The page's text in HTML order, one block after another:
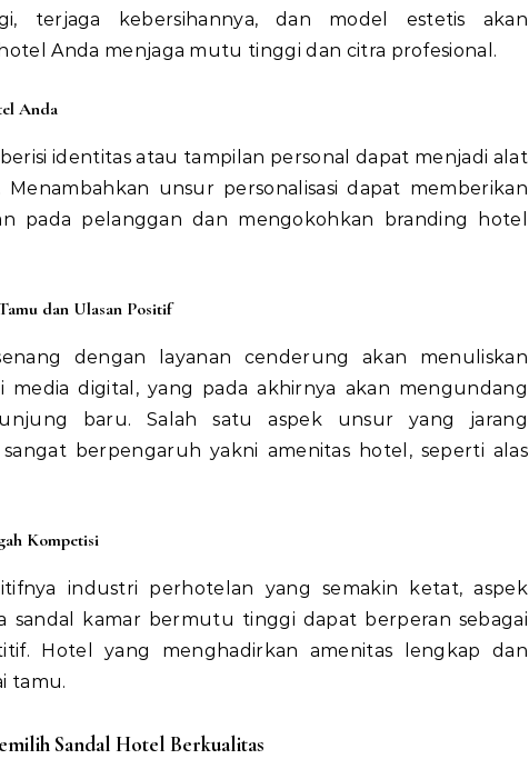
terjaga kebersihannya, dan model estetis akan
Anda menjaga mutu tinggi dan citra profesional.
Anda
identitas atau tampilan personal dapat menjadi alat
Menambahkan unsur personalisasi dapat memberikan
pada pelanggan dan mengokohkan branding hotel
dan Ulasan Positif
dengan layanan cenderung akan menuliskan
media digital, yang pada akhirnya akan mengundang
baru. Salah satu aspek unsur yang jarang
berpengaruh yakni amenitas hotel, seperti alas
Kompetisi
industri perhotelan yang semakin ketat, aspek
sandal kamar bermutu tinggi dapat berperan sebagai
Hotel yang menghadirkan amenitas lengkap dan
tamu.
Sandal Hotel Berkualitas